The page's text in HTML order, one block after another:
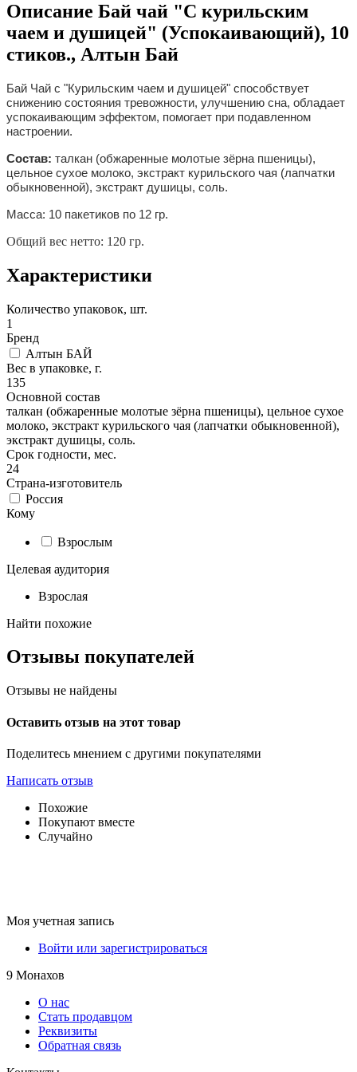
Описание Бай чай "С курильским
чаем и душицей" (Успокаивающий), 10
стиков., Алтын Бай
Бай Чай с "Курильским чаем и душицей" способствует
снижению состояния тревожности, улучшению сна, обладает
успокаивающим эффектом, помогает при подавленном
настроении.
Состав: талкан (обжаренные молотые зёрна пшеницы),
цельное сухое молоко, экстракт курильского чая (лапчатки
обыкновенной), экстракт душицы, соль.
Масса: 10 пакетиков по 12 гр.
Общий вес нетто: 120 гр.
Характеристики
Количество упаковок, шт.
1
Бренд
Алтын БАЙ
Вес в упаковке, г.
135
Основной состав
талкан (обжаренные молотые зёрна пшеницы), цельное сухое
молоко, экстракт курильского чая (лапчатки обыкновенной),
экстракт душицы, соль.
Срок годности, мес.
24
Страна-изготовитель
Россия
Кому
Взрослым
Целевая аудитория
Взрослая
Найти похожие
Отзывы покупателей
Отзывы не найдены
Оставить отзыв на этот товар
Поделитесь мнением с другими покупателями
Написать отзыв
Похожие
Покупают вместе
Случайно
Моя учетная запись
Войти или зарегистрироваться
9 Монахов
О нас
Стать продавцом
Реквизиты
Обратная связь